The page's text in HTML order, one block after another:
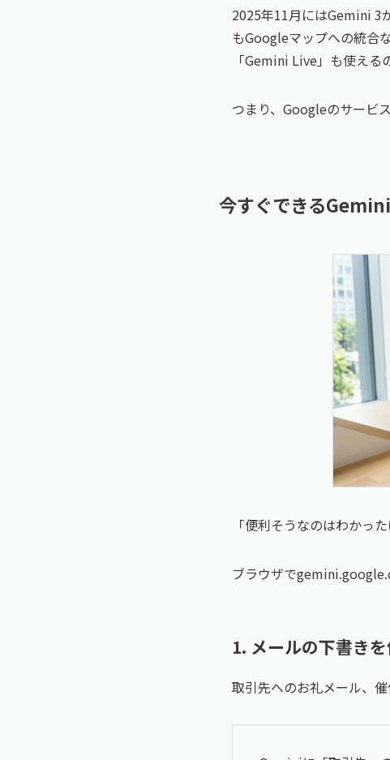
2025年11月にはGemini 3
もGoogleマップへの統合
「Gemini Live」も使える
つまり、Googleのサービ
今すぐできる
「便利そうなのはわかっ
ブラウザで
1. メールの下書き
取引先へのお礼メール、